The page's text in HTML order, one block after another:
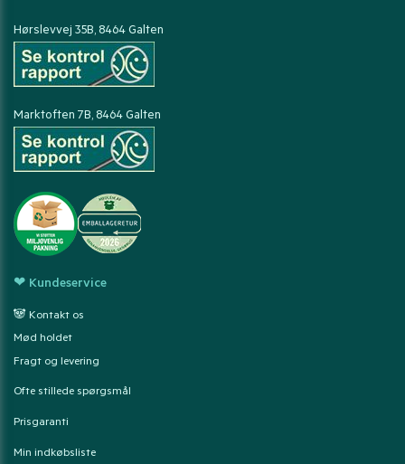
Hørslevvej 35B, 8464 Galten
Marktoften 7B, 8464 Galten
❤ Kundeservice
🐼 Kontakt os
Mød holdet
Fragt og levering
Ofte stillede spørgsmål
Prisgaranti
Min indkøbsliste